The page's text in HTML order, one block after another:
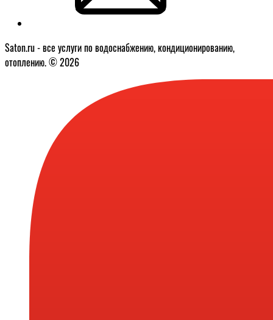
Saton.ru - все услуги по водоснабжению, кондиционированию,
отоплению. © 2026